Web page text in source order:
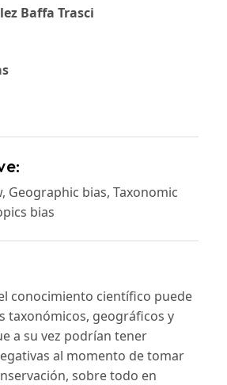
Baffa Trasci
Geographic bias, Taxonomic
bias
conocimiento científico puede
taxonómicos, geográficos y
a su vez podrían tener
al momento de tomar
sobre todo en